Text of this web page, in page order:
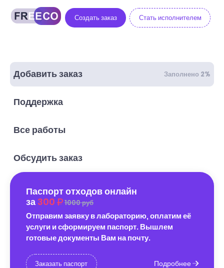
Создать заказ Стать исполнителем
Добавить заказ Заполнено 2%
Поддержка
Все работы
Обсудить заказ
Паспорт отходов онлайн
за 300 1000 руб
Отправим заявку в лабораторию, оплатим её
услуги и сформируем паспорт. Вышлем
готовые документы Вам на почту.
Заказать паспорт Подробнее